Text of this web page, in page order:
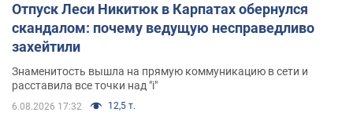
Отпуск Леси Никитюк в Карпатах обернулся
скандалом: почему ведущую несправедливо
захейтили
Знаменитость вышла на прямую коммуникацию в сети и
расставила все точки над "i"
6.08.2026 17:32 12,5 т.